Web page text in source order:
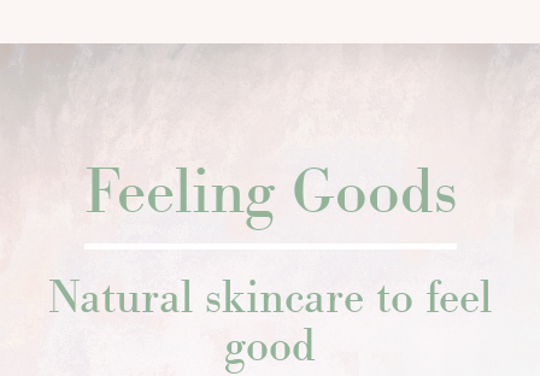
Feeling Goods
Natural skincare to feel
good